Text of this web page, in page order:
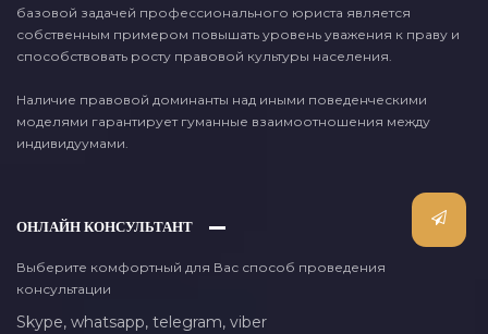
базовой задачей профессионального юриста является
собственным примером повышать уровень уважения к праву и
способствовать росту правовой культуры населения.
Наличие правовой доминанты над иными поведенческими
моделями гарантирует гуманные взаимоотношения между
индивидуумами.
ОНЛАЙН КОНСУЛЬТАНТ
Выберите комфортный для Вас способ проведения
консультации
Skype, whatsapp, telegram, viber